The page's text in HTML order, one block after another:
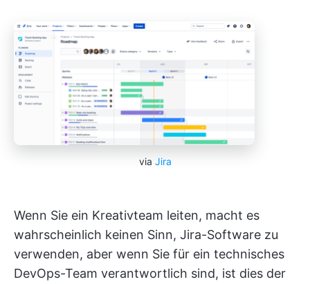
via Jira
Wenn Sie ein Kreativteam leiten, macht es
wahrscheinlich keinen Sinn, Jira-Software zu
verwenden, aber wenn Sie für ein technisches
DevOps-Team verantwortlich sind, ist dies der